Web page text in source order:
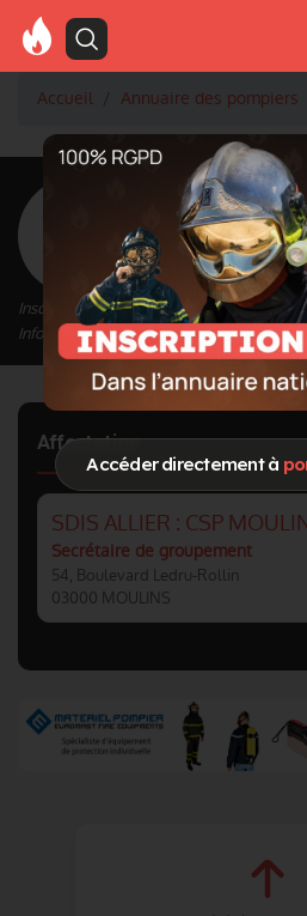
Accéder directement à
Accueil Annuaire des pompiers
< Retour à la
de
Malika
Inscrit depuis le 12/09/2020 à 15:55
Informations mises à jour le 23/04/2024
Affectation
SDIS ALLIER : CSP
Secrétaire de groupement
54, Boulevard Ledru-Rollin
03000 MOULINS